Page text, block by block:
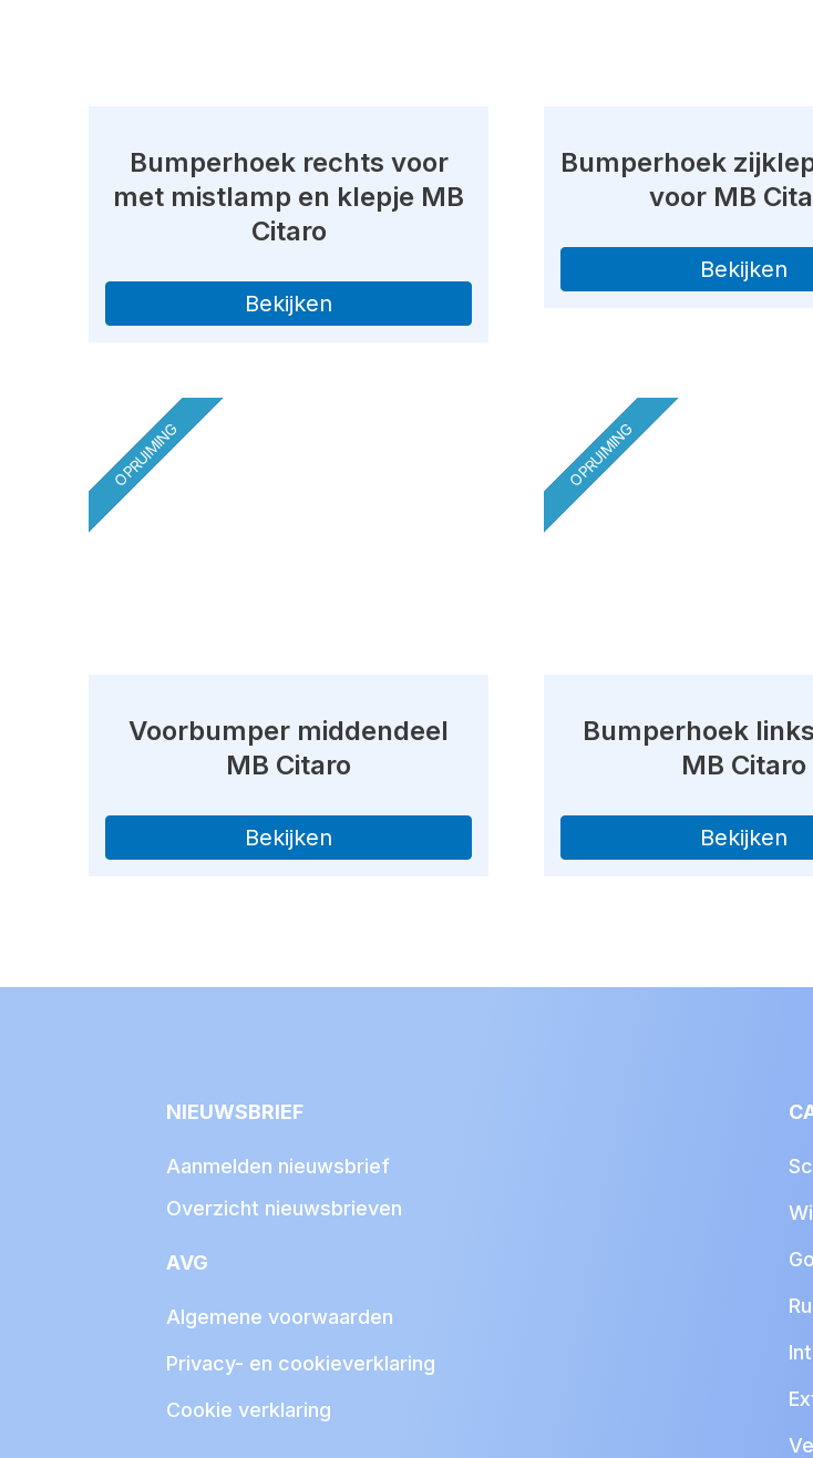
Bumperhoek rechts voor
met mistlamp en klepje MB
Citaro
Bekijken
Bumperhoek
voor MB
Bekijken
OPRUIMING
Voorbumper middendeel
MB Citaro
Bekijken
OPRUIMING
Bumperhoek
MB Citaro
Bekijken
NIEUWSBRIEF
Aanmelden nieuwsbrief
Overzicht nieuwsbrieven
AVG
Algemene voorwaarden
Privacy- en cookieverklaring
Cookie verklaring